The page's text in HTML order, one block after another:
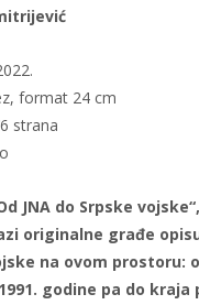
format 24 cm
strana
JNA do Srpske
originalne građe
na ovom prostoru:
godine pa do kraja